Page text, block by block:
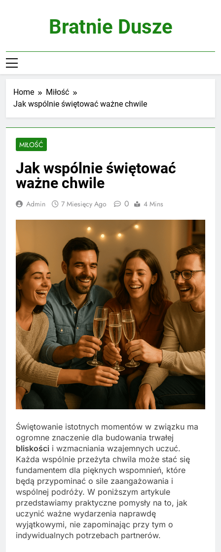
Bratnie Dusze
Home
Miłość
Jak wspólnie świętować ważne chwile
MIŁOŚĆ
Jak wspólnie świętować
ważne chwile
Admin 7 Miesięcy Ago 0 4 Mins
Świętowanie istotnych momentów w związku ma
ogromne znaczenie dla budowania trwałej
bliskości i wzmacniania wzajemnych uczuć.
Każda wspólnie przeżyta chwila może stać się
fundamentem dla pięknych wspomnień, które
będą przypominać o sile zaangażowania i
wspólnej podróży. W poniższym artykule
przedstawiamy praktyczne pomysły na to, jak
uczynić ważne wydarzenia naprawdę
wyjątkowymi, nie zapominając przy tym o
indywidualnych potrzebach partnerów.